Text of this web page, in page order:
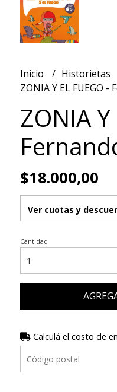
Inicio
Historietas
ZONIA Y EL FUEGO -
ZONIA Y
$18.000,00
Ver cuotas y
Cantidad
Calculá el costo de